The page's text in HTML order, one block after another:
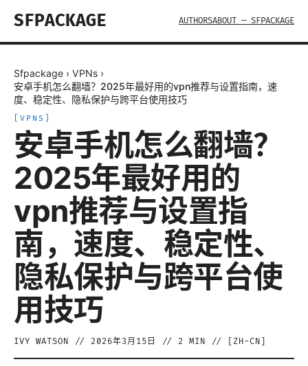
SFPACKAGE AUTHORSABOUT — SFPACKAGE
Sfpackage › VPNs ›
安卓手机怎么翻墙？2025年最好用的vpn推荐与设置指南，速
度、稳定性、隐私保护与跨平台使用技巧
VPNS
安卓手机怎么翻墙？
2025年最好用的
vpn推荐与设置指
南，速度、稳定性、
隐私保护与跨平台使
用技巧
IVY WATSON // 2026年3月15日 // 2 MIN // [ ZH-CN